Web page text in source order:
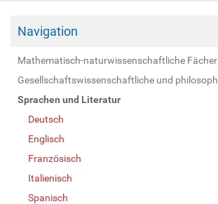
Navigation
Mathematisch-naturwissenschaftliche Fächer
Gesellschaftswissenschaftliche und
Sprachen und Literatur
Deutsch
Englisch
Französisch
Italienisch
Spanisch